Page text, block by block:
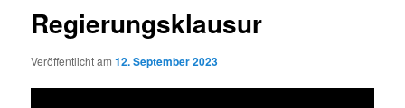
Regierungsklausur
Veröffentlicht am12. September 2023